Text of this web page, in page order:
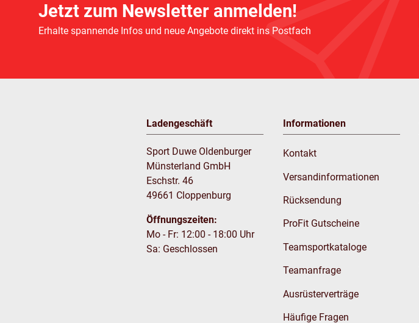
Jetzt zum Newsletter anmelden!
Erhalte spannende Infos und neue Angebote direkt ins Postfach
Ladengeschäft
Sport Duwe Oldenburger
Münsterland GmbH
Eschstr. 46
49661 Cloppenburg
Öffnungszeiten:
Mo - Fr: 12:00 - 18:00 Uhr
Sa: Geschlossen
Informationen
Kontakt
Versandinformationen
Rücksendung
ProFit Gutscheine
Teamsportkataloge
Teamanfrage
Ausrüsterverträge
Häufige Fragen